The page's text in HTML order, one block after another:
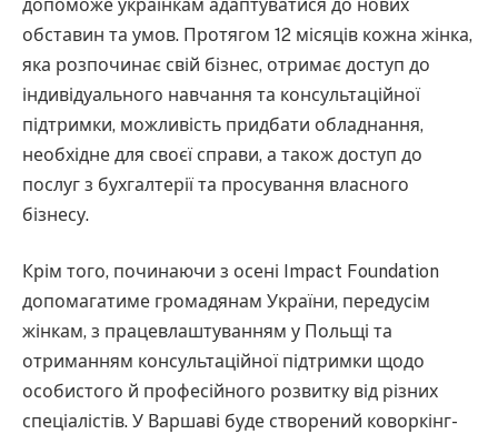
допоможе українкам адаптуватися до нових
обставин та умов. Протягом 12 місяців кожна жінка,
яка розпочинає свій бізнес, отримає доступ до
індивідуального навчання та консультаційної
підтримки, можливість придбати обладнання,
необхідне для своєї справи, а також доступ до
послуг з бухгалтерії та просування власного
бізнесу.
Крім того, починаючи з осені Impact Foundation
допомагатиме громадянам України, передусім
жінкам, з працевлаштуванням у Польщі та
отриманням консультаційної підтримки щодо
особистого й професійного розвитку від різних
спеціалістів. У Варшаві буде створений коворкінг-